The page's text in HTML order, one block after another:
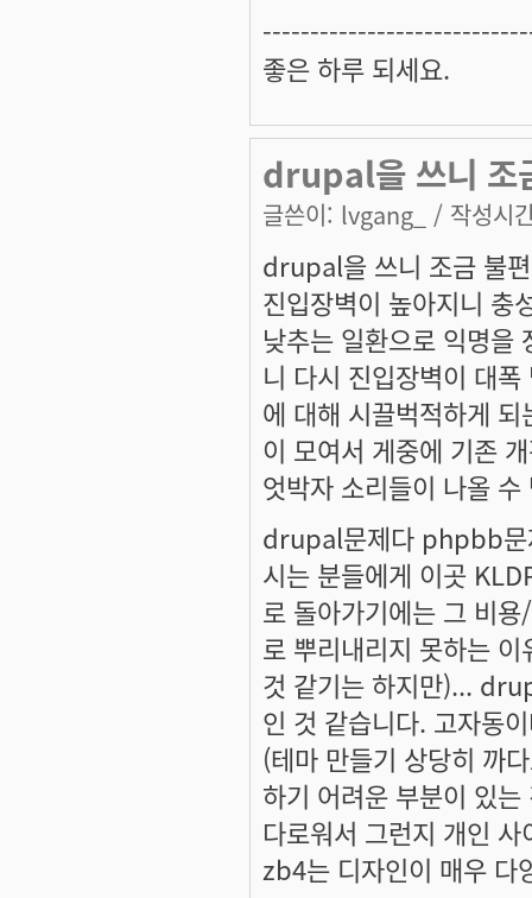
좋은 하루 되세요.
drupal을 쓰니 조
글쓴이: lvgang_ / 작성시
drupal을 쓰니 조금 불
진입장벽이 높아지니 충
낮추는 일환으로 익명을
니 다시 진입장벽이 대
에 대해 시끌벅적하게
이 모여서 게중에 기존
엇박자 소리들이 나올
drupal문제다 phpbb문
시는 분들에게 이곳
로 돌아가기에는 그 비
로 뿌리내리지 못하는
것 같기는 하지만)...
인 것 같습니다. 고자동
(테마 만들기 상당히 까
하기 어려운 부분이 있
다로워서 그런지 개인
zb4는 디자인이 매우 다